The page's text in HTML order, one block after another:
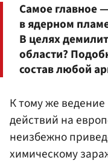
Самое главное
в ядерном
В целях
области?
состав любой
К тому же
действий на
неизбежно
химическому